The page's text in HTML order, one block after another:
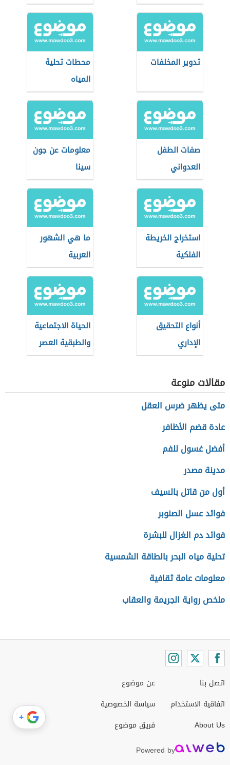
تدوير المخلفات
محطات تحلية
المياه
صفات الطفل
العدواني
معلومات عن جون
سينا
استخراج الخريطة
الفلكية
ما هي الشهور
العربية
أنواع التحقيق
الإداري
الحياة الاجتماعية
والطبقية العصر
الحديث
مقالات منوعة
متى يظهر ضرس العقل
عادة قضم الأظافر
أفضل غسول للفم
مدينة مصدر
أول من قاتل بالسيف
فوائد عسل الصنوبر
فوائد دم الغزال للبشرة
تحلية مياه البحر بالطاقة الشمسية
معلومات عامة ثقافية
ملخص رواية الجريمة والعقاب
اتصل بنا
اتفاقية الاستخدام
About Us
عن موضوع
سياسة الخصوصية
فريق موضوع
Powered by
+